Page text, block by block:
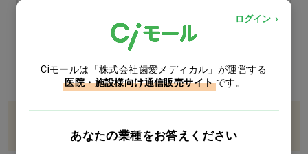
この商品のレビューを書く
ログイン
Ciモールは「株式会社歯愛メディカル」が運営する
医院・施設様向け通信販売サイト です。
あなたの業種をお答えください